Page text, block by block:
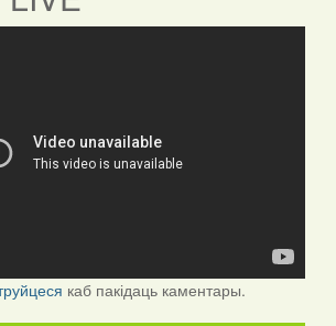
каб пакідаць каментары.